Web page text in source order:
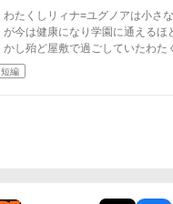
世界ではないファンタジー世界）
人公のわちゃわちゃ教会生活、始まり！ 小
ろう様でも投稿しています。
わたくしリィナ=ユグノアは小さ
が今は健康になり学園に通えるほ
かし殆ど屋敷で過ごしていたわた
のような場所。入学して半年、未
まいます。今日も侍従のハルにニ
短編